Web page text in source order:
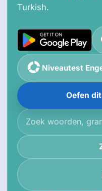
Turkish.
Niveautest
Oefen
Zoek in de kennisbank